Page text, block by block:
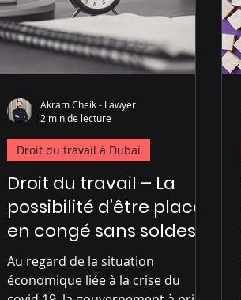
Droit du travail – La
possibilité d’être placé
en congé sans soldes
durant la crise du
COVID-19
Au regard de la situation
économique liée à la crise du
Droit du travail à Dubai
Akram Cheik - Lawyer
2 min de lecture